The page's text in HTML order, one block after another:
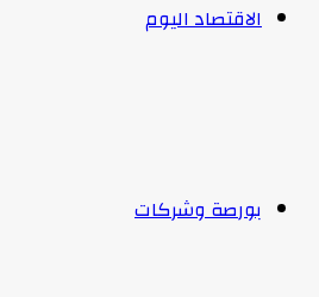
الاقتصاد اليوم
بورصة وشركات